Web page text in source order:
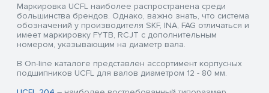
Маркировка UCFL наиболее распространена среди
большинства брендов. Однако, важно знать, что система
обозначений у производителя SKF, INA, FAG отличаться и
имеет маркировку FYTB, RCJT с дополнительным
номером, указывающим на диаметр вала.
В On-line каталоге представлен ассортимент корпусных
подшипников UCFL для валов диаметром 12 - 80 мм.